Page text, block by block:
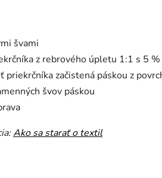
švami
z rebrového úpletu 1:1 s 5
priekrčníka začistená páskou z
švov páskou
Ako sa starať o textil